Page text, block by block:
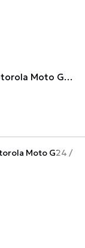
Кожаный чехол-книжка Classy для Motorola Moto G24 / G04 / E14 Red